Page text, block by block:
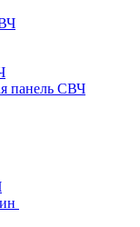
панель СВЧ